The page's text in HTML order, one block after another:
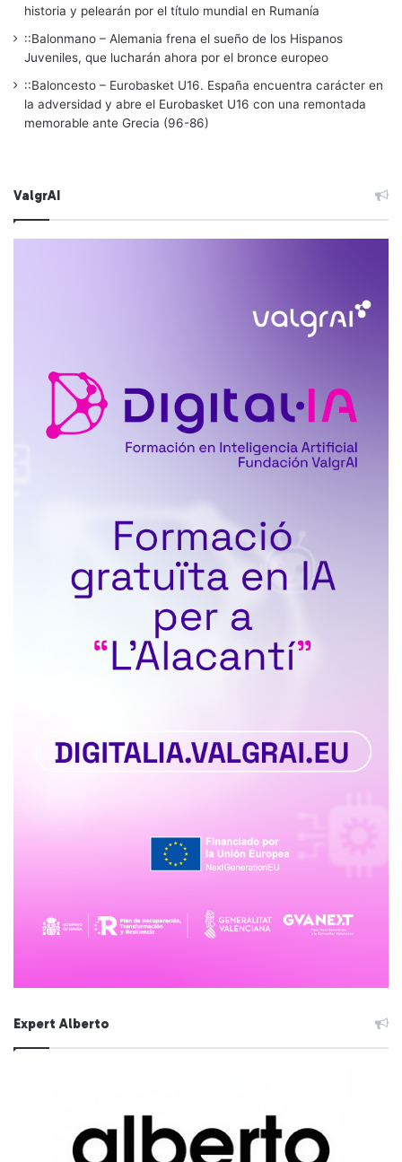
historia y pelearán por el título mundial en Rumanía
::Balonmano – Alemania frena el sueño de los Hispanos
Juveniles, que lucharán ahora por el bronce europeo
::Baloncesto – Eurobasket U16. España encuentra carácter en
la adversidad y abre el Eurobasket U16 con una remontada
memorable ante Grecia (96-86)
ValgrAI
Expert Alberto